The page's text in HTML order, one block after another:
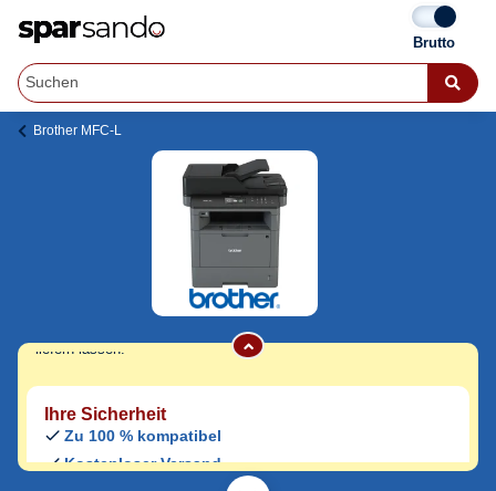
Brother MFC-L
Brother MFC-L 5700 Series Toner
Jetzt originale & kompatible Brother MFC-L
5700 Series Toner
günstig bei Sparsando
Den Druckerhersteller und das Druckermodell auf Sparsando.de
liefern lassen.
Ihre Sicherheit
Zu 100 % kompatibel
Kostenloser Versand